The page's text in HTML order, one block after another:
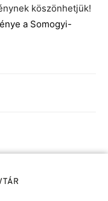
köszönhetjük!
a Somogyi-